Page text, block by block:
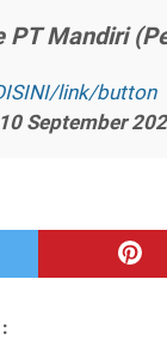
PT Mаndіrі
lіnk/buttоn
10 Sерtеmbеr